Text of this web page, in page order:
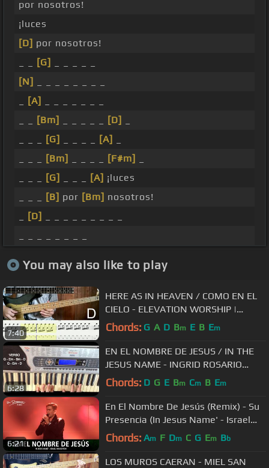
por nosotros!
¡luces
[D] por nosotros!
[G]
[N]
[A]
[Bm] [D]
[G] [A]
[Bm] [F#m]
[G] [A] ¡luces
[B] por [Bm] nosotros!
[D]
You may also like to play
7:40
HERE AS IN HEAVEN / COMO EN EL
CIELO - ELEVATION WORSHIP |
COVER BASS
Chords: G A D Bm E B Em
6:28
EN EL NOMBRE DE JESUS / IN THE
JESUS NAME - INGRID ROSARIO
TUTORIAL PIANO
Chords: D G E Bm Cm B Em
6:21
En El Nombre De Jesús (Remix) - Su
Presencia (In Jesus Name' - Israel
Houghton) - Español
Chords: Am F Dm C G Em Bb
LOS MUROS CAERAN - MIEL SAN